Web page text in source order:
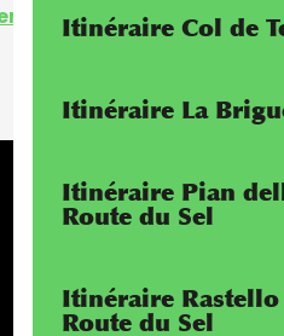
Itinéraire Col de
Itinéraire La
Itinéraire Pian
Route du Sel
Itinéraire
Route du Sel
une erreur